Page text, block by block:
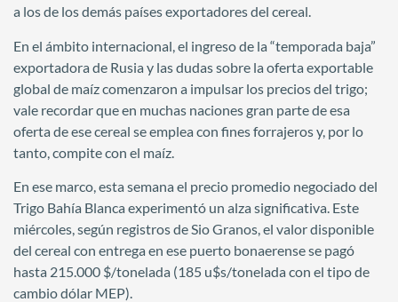
a los de los demás países exportadores del cereal.
En el ámbito internacional, el ingreso de la “temporada baja”
exportadora de Rusia y las dudas sobre la oferta exportable
global de maíz comenzaron a impulsar los precios del trigo;
vale recordar que en muchas naciones gran parte de esa
oferta de ese cereal se emplea con fines forrajeros y, por lo
tanto, compite con el maíz.
En ese marco, esta semana el precio promedio negociado del
Trigo Bahía Blanca experimentó un alza significativa. Este
miércoles, según registros de Sio Granos, el valor disponible
del cereal con entrega en ese puerto bonaerense se pagó
hasta 215.000 $/tonelada (185 u$s/tonelada con el tipo de
cambio dólar MEP).